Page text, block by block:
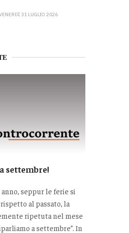
31 LUGLIO 2026
settembre!
seppur le ferie si
al passato, la
ripetuta nel mese
a settembre”. In